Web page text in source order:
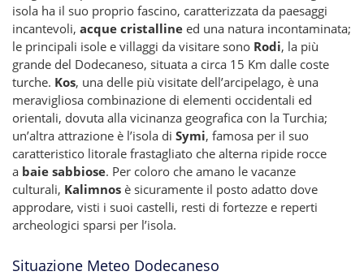
isola ha il suo proprio fascino, caratterizzata da paesaggi
incantevoli, acque cristalline ed una natura incontaminata;
le principali isole e villaggi da visitare sono Rodi, la più
grande del Dodecaneso, situata a circa 15 Km dalle coste
turche. Kos, una delle più visitate dell’arcipelago, è una
meravigliosa combinazione di elementi occidentali ed
orientali, dovuta alla vicinanza geografica con la Turchia;
un’altra attrazione è l’isola di Symi, famosa per il suo
caratteristico litorale frastagliato che alterna ripide rocce
a baie sabbiose. Per coloro che amano le vacanze
culturali, Kalimnos è sicuramente il posto adatto dove
approdare, visti i suoi castelli, resti di fortezze e reperti
archeologici sparsi per l’isola.
Situazione Meteo Dodecaneso